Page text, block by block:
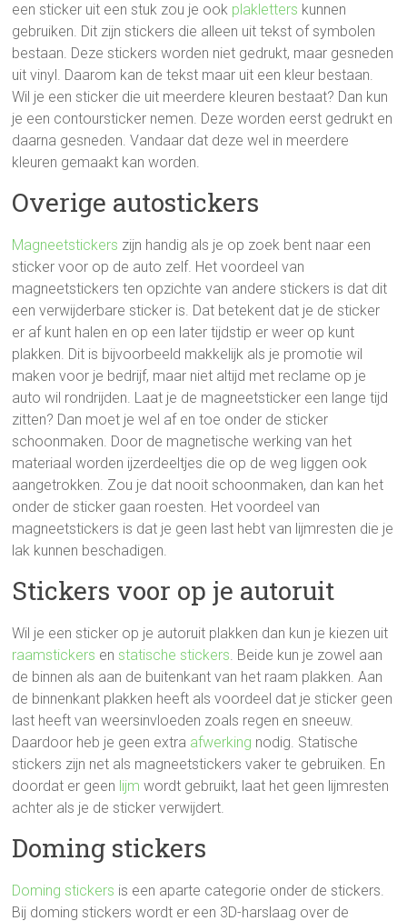
een sticker uit een stuk zou je ook plakletters kunnen
gebruiken. Dit zijn stickers die alleen uit tekst of symbolen
bestaan. Deze stickers worden niet gedrukt, maar gesneden
uit vinyl. Daarom kan de tekst maar uit een kleur bestaan.
Wil je een sticker die uit meerdere kleuren bestaat? Dan kun
je een contoursticker nemen. Deze worden eerst gedrukt en
daarna gesneden. Vandaar dat deze wel in meerdere
kleuren gemaakt kan worden.
Overige autostickers
Magneetstickers zijn handig als je op zoek bent naar een
sticker voor op de auto zelf. Het voordeel van
magneetstickers ten opzichte van andere stickers is dat dit
een verwijderbare sticker is. Dat betekent dat je de sticker
er af kunt halen en op een later tijdstip er weer op kunt
plakken. Dit is bijvoorbeeld makkelijk als je promotie wil
maken voor je bedrijf, maar niet altijd met reclame op je
auto wil rondrijden. Laat je de magneetsticker een lange tijd
zitten? Dan moet je wel af en toe onder de sticker
schoonmaken. Door de magnetische werking van het
materiaal worden ijzerdeeltjes die op de weg liggen ook
aangetrokken. Zou je dat nooit schoonmaken, dan kan het
onder de sticker gaan roesten. Het voordeel van
magneetstickers is dat je geen last hebt van lijmresten die je
lak kunnen beschadigen.
Stickers voor op je autoruit
Wil je een sticker op je autoruit plakken dan kun je kiezen uit
raamstickers en statische stickers. Beide kun je zowel aan
de binnen als aan de buitenkant van het raam plakken. Aan
de binnenkant plakken heeft als voordeel dat je sticker geen
last heeft van weersinvloeden zoals regen en sneeuw.
Daardoor heb je geen extra afwerking nodig. Statische
stickers zijn net als magneetstickers vaker te gebruiken. En
doordat er geen lijm wordt gebruikt, laat het geen lijmresten
achter als je de sticker verwijdert.
Doming stickers
Doming stickers is een aparte categorie onder de stickers.
Bij doming stickers wordt er een 3D-harslaag over de